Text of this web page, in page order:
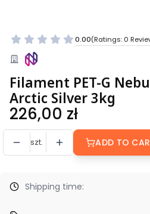
0.00(Ratings: 0
Filament PET-G
Arctic Silver 3kg
Price
226,00 zł
szt. ADD TO
Shipping time: